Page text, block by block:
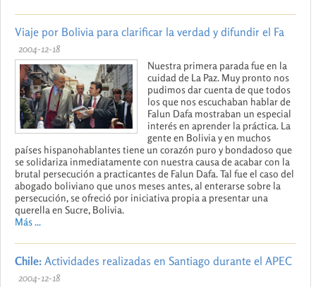
Viaje por Bolivia para clarificar la verdad y difundir el Fa
2004-12-18
Nuestra primera parada fue en la
cuidad de La Paz. Muy pronto nos
pudimos dar cuenta de que todos
los que nos escuchaban hablar de
Falun Dafa mostraban un especial
interés en aprender la práctica. La
gente en Bolivia y en muchos
países hispanohablantes tiene un corazón puro y bondadoso que
se solidariza inmediatamente con nuestra causa de acabar con la
brutal persecución a practicantes de Falun Dafa. Tal fue el caso del
abogado boliviano que unos meses antes, al enterarse sobre la
persecución, se ofreció por iniciativa propia a presentar una
querella en Sucre, Bolivia.
Más ...
Chile: Actividades realizadas en Santiago durante el APEC
2004-12-18